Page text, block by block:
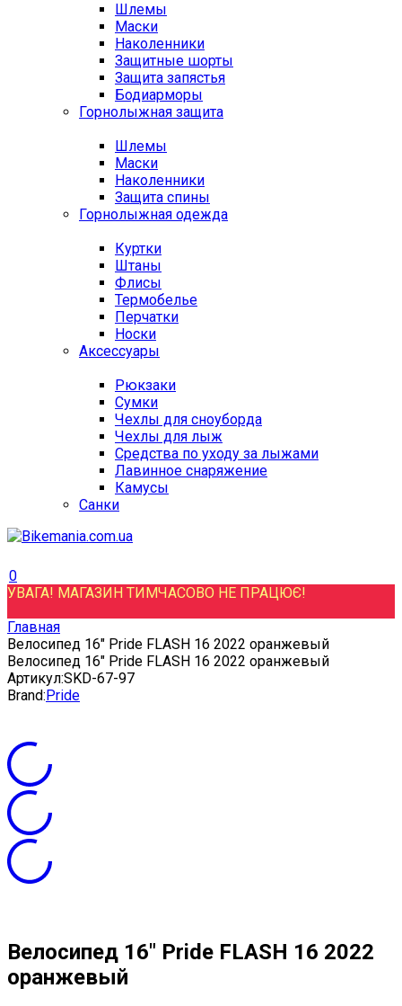
Шлемы
Маски
Наколенники
Защитные шорты
Защита запястья
Бодиарморы
Горнолыжная защита
Шлемы
Маски
Наколенники
Защита спины
Горнолыжная одежда
Куртки
Штаны
Флисы
Термобелье
Перчатки
Носки
Аксессуары
Рюкзаки
Сумки
Чехлы для сноуборда
Чехлы для лыж
Средства по уходу за лыжами
Лавинное снаряжение
Камусы
Санки
0
УВАГА! МАГАЗИН ТИМЧАСОВО НЕ ПРАЦЮЄ!
Главная
Велосипед 16" Pride FLASH 16 2022 оранжевый
Велосипед 16" Pride FLASH 16 2022 оранжевый
Артикул:SKD-67-97
Brand:Pride
Велосипед 16" Pride FLASH 16 2022
оранжевый